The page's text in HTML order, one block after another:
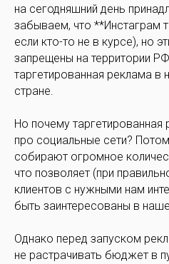
на сегодняшний день
забываем, что **Инстаграм
если кто-то не в курсе), но
запрещены на территории
таргетированная реклама в
стране.
Но почему
про социальные сети?
собирают огромное
что позволяет (при
клиентов с нужными нам
быть заинтересованы в
Однако перед запуском
не растрачивать бюджет в